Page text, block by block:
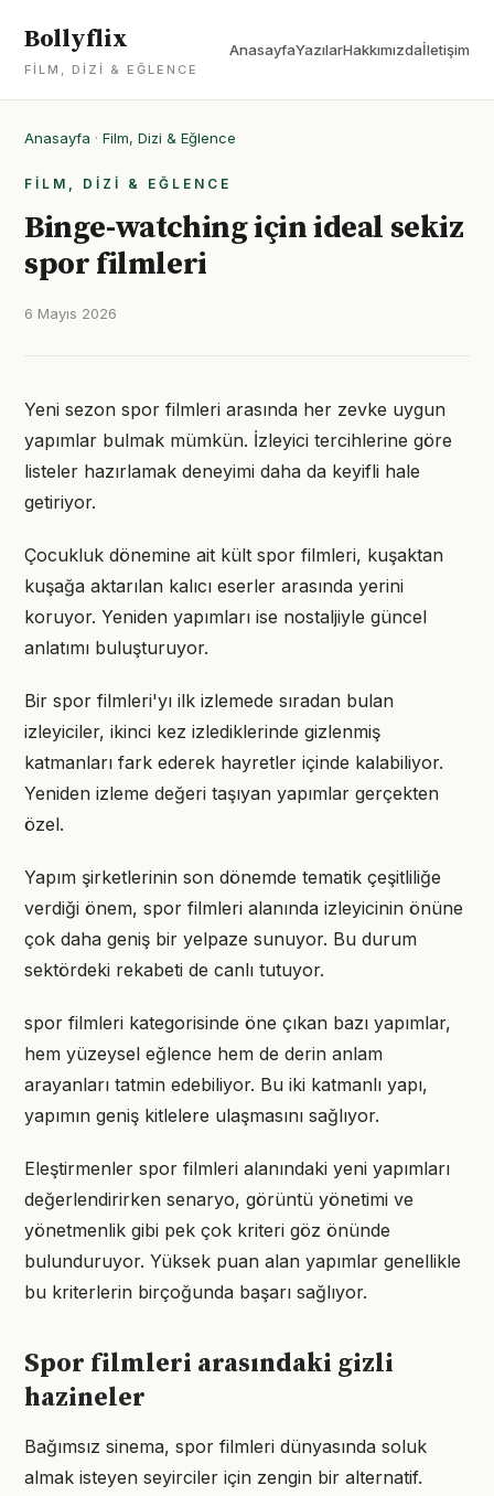
Bollyflix
FILM, DIZI & EĞLENCE
AnasayfaYazılarHakkımızdaİletişim
Anasayfa · Film, Dizi & Eğlence
FILM, DIZI & EĞLENCE
Binge-watching için ideal sekiz
spor filmleri
6 Mayıs 2026
Yeni sezon spor filmleri arasında her zevke uygun
yapımlar bulmak mümkün. İzleyici tercihlerine göre
listeler hazırlamak deneyimi daha da keyifli hale
getiriyor.
Çocukluk dönemine ait kült spor filmleri, kuşaktan
kuşağa aktarılan kalıcı eserler arasında yerini
koruyor. Yeniden yapımları ise nostaljiyle güncel
anlatımı buluşturuyor.
Bir spor filmleri'yı ilk izlemede sıradan bulan
izleyiciler, ikinci kez izlediklerinde gizlenmiş
katmanları fark ederek hayretler içinde kalabiliyor.
Yeniden izleme değeri taşıyan yapımlar gerçekten
özel.
Yapım şirketlerinin son dönemde tematik çeşitliliğe
verdiği önem, spor filmleri alanında izleyicinin önüne
çok daha geniş bir yelpaze sunuyor. Bu durum
sektördeki rekabeti de canlı tutuyor.
spor filmleri kategorisinde öne çıkan bazı yapımlar,
hem yüzeysel eğlence hem de derin anlam
arayanları tatmin edebiliyor. Bu iki katmanlı yapı,
yapımın geniş kitlelere ulaşmasını sağlıyor.
Eleştirmenler spor filmleri alanındaki yeni yapımları
değerlendirirken senaryo, görüntü yönetimi ve
yönetmenlik gibi pek çok kriteri göz önünde
bulunduruyor. Yüksek puan alan yapımlar genellikle
bu kriterlerin birçoğunda başarı sağlıyor.
Spor filmleri arasındaki gizli
hazineler
Bağımsız sinema, spor filmleri dünyasında soluk
almak isteyen seyirciler için zengin bir alternatif.